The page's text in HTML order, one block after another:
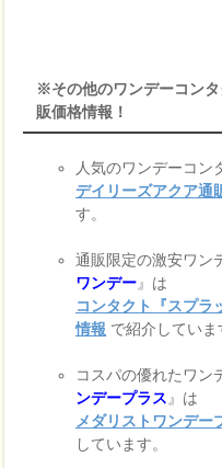
※その他のワンデーコン
販価格情報！
人気のワンデーコン
デイリーズアクア通
す。
通販限定の激安ワン
ワンデー』は
コンタクト『スプラ
情報 で紹介していま
コスパの優れたワン
ンデープラス 』は
メダリストワンデー
しています。